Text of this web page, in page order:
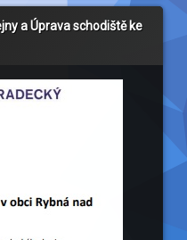
a Úprava schodiště ke